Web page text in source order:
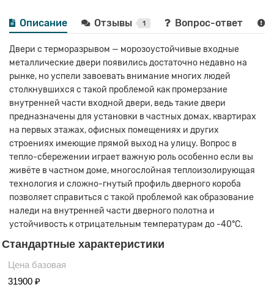
Описание Отзывы 1 Вопрос-ответ
Двери с терморазрывом — морозоустойчивые входные
металлические двери появились достаточно недавно на
рынке, но успели завоевать внимание многих людей
столкнувшихся с такой проблемой как промерзание
внутренней части входной двери, ведь такие двери
предназначены для установки в частных домах, квартирах
на первых этажах, офисных помещениях и других
строениях имеющие прямой выход на улицу. Вопрос в
тепло-сбережении играет важную роль особенно если вы
живёте в частном доме, многослойная теплоизолирующая
технология и сложно-гнутый профиль дверного короба
позволяет справиться с такой проблемой как образование
наледи на внутренней части дверного полотна и
устойчивость к отрицательным температурам до -40°С.
Стандартные характеристики
Цена базовая
31900 ₽